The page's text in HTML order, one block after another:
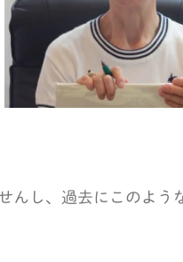
んし、過去にこのよう